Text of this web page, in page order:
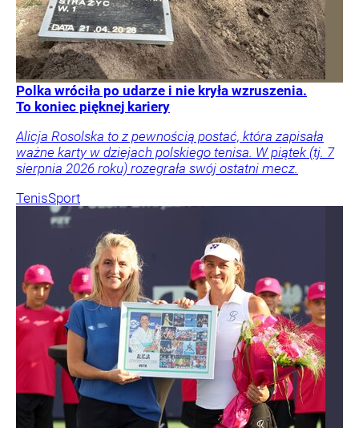
Polka wróciła po udarze i nie kryła wzruszenia.
To koniec pięknej kariery
Alicja Rosolska to z pewnością postać, która zapisała
ważne karty w dziejach polskiego tenisa. W piątek (tj. 7
sierpnia 2026 roku) rozegrała swój ostatni mecz.
TenisSport